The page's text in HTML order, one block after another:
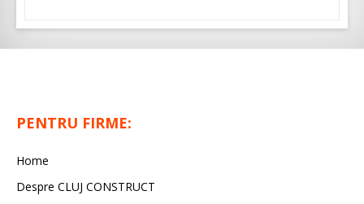
PENTRU FIRME:
Home
Despre CLUJ CONSTRUCT